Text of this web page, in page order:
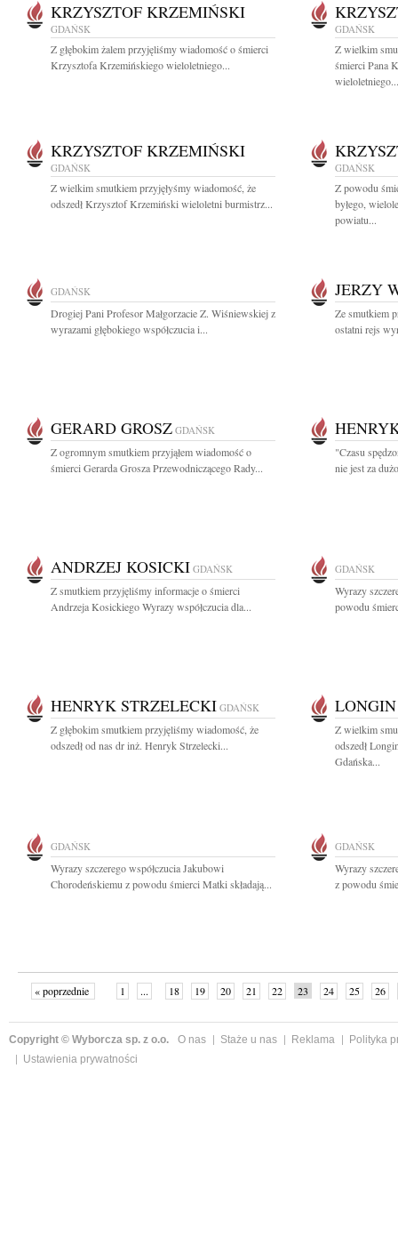
KRZYSZTOF KRZEMIŃSKI
GDAŃSK
Z głębokim żalem przyjęliśmy wiadomość o śmierci
Krzysztofa Krzemińskiego wieloletniego...
GDAŃSK
Z wielkim
śmierci Pana
wieloletniego...
KRZYSZTOF KRZEMIŃSKI
GDAŃSK
Z wielkim smutkiem przyjęłyśmy wiadomość, że
odszedł Krzysztof Krzemiński wieloletni burmistrz...
GDAŃSK
Z powodu
byłego,
powiatu...
GDAŃSK
Drogiej Pani Profesor Małgorzacie Z. Wiśniewskiej z
wyrazami głębokiego współczucia i...
JERZY
Ze smutkiem
ostatni rejs
GERARD GROSZ GDAŃSK
Z ogromnym smutkiem przyjąłem wiadomość o
śmierci Gerarda Grosza Przewodniczącego Rady...
"Czasu
nie jest za
ANDRZEJ KOSICKI GDAŃSK
Z smutkiem przyjęliśmy informacje o śmierci
Andrzeja Kosickiego Wyrazy współczucia dla...
GDAŃSK
Wyrazy
powodu
HENRYK STRZELECKI GDAŃSK
Z głębokim smutkiem przyjęliśmy wiadomość, że
odszedł od nas dr inż. Henryk Strzelecki...
Z wielkim
odszedł
Gdańska...
GDAŃSK
Wyrazy szczerego współczucia Jakubowi
Chorodeńskiemu z powodu śmierci Matki składają...
GDAŃSK
Wyrazy
z powodu
« poprzednie 1 ... 18 19 20 21 22 23 24 25
26
Copyright © Wyborcza sp. z o.o. O nas Staże u nas Reklama
Polityka
Ustawienia prywatności